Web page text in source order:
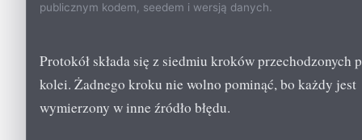
publicznym kodem, seedem i wersją danych.
Protokół składa się z siedmiu kroków przechodzonych
kolei. Żadnego kroku nie wolno pominąć, bo każdy jest
wymierzony w inne źródło błędu.